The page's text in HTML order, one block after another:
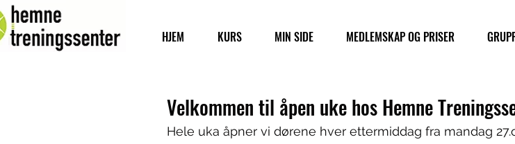
HJEM KURS MIN SIDE MEDLEMSKAP OG PRISER
Velkommen til åpen uke hos Hemne
Hele uka åpner vi dørene hver ettermiddag fra mandag